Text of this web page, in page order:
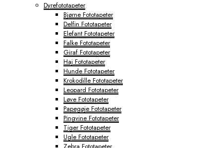
Dyrefototapeter
Bjørne Fototapeter
Delfin Fototapeter
Elefant Fototapeter
Falke Fototapeter
Giraf Fototapeter
Haj Fototapeter
Hunde Fototapeter
Krokodille Fototapeter
Leopard Fototapeter
Løve Fototapeter
Papegøje Fototapeter
Pingvine Fototapeter
Tiger Fototapeter
Ugle Fototapeter